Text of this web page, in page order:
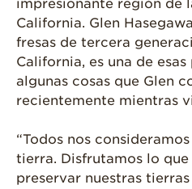
impresionante región de
California. Glen
fresas de tercera
California, es una de
algunas cosas que Glen
recientemente mientras
“Todos nos
tierra. Disfrutamos lo
preservar nuestras